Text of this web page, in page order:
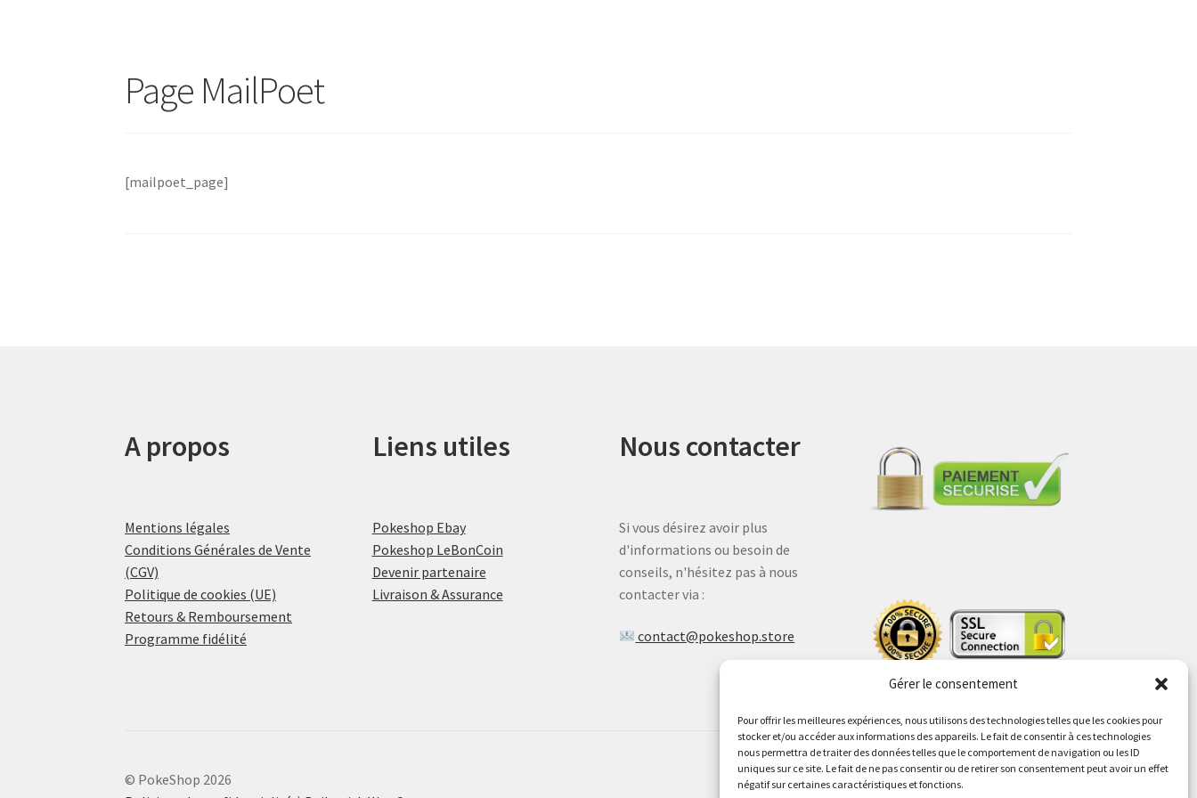
Gérer le consentement
Pour offrir les meilleures expériences, nous utilisons des technologies telles que les cookies pour
stocker et/ou accéder aux informations des appareils. Le fait de consentir à ces technologies
nous permettra de traiter des données telles que le comportement de navigation ou les ID
uniques sur ce site. Le fait de ne pas consentir ou de retirer son consentement peut avoir un effet
négatif sur certaines caractéristiques et fonctions.
Page MailPoet
[mailpoet_page]
A propos
Mentions légales
Conditions Générales de Vente
(CGV)
Politique de cookies (UE)
Retours & Remboursement
Programme fidélité
Liens utiles
Pokeshop Ebay
Pokeshop LeBonCoin
Devenir partenaire
Livraison & Assurance
Nous contacter
Si vous désirez avoir plus
d'informations ou besoin de
conseils, n'hésitez pas à nous
contacter via :
contact@pokeshop.store
© PokeShop 2026